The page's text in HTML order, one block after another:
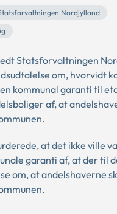
Nordjylland
Statsforvaltningen
om, hvorvidt
kommunal garanti til
af, at
at det ikke ville
garanti af, at der til
om, at andelshaverne